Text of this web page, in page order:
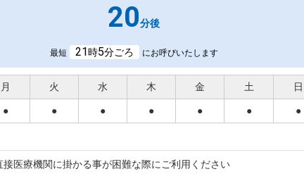
20分後
最短 21時5分ごろ にお呼びいたします
月 火 水 木 金 土 日
● ● ● ● ● ● ●
医療機関に掛かる事が困難な際にご利用ください